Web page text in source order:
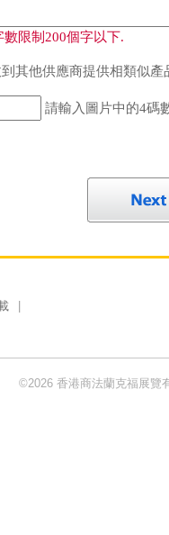
限制200個字以下.
其他供應商提供相類似產
請輸入圖片中的4碼
©2026 香港商法蘭克福展覽